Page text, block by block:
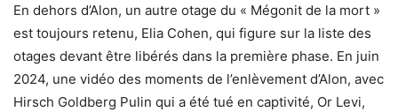
En dehors d’Alon, un autre otage du « Mégonit de la mort »
est toujours retenu, Elia Cohen, qui figure sur la liste des
otages devant être libérés dans la première phase. En juin
2024, une vidéo des moments de l’enlèvement d’Alon, avec
Hirsch Goldberg Pulin qui a été tué en captivité, Or Levi,